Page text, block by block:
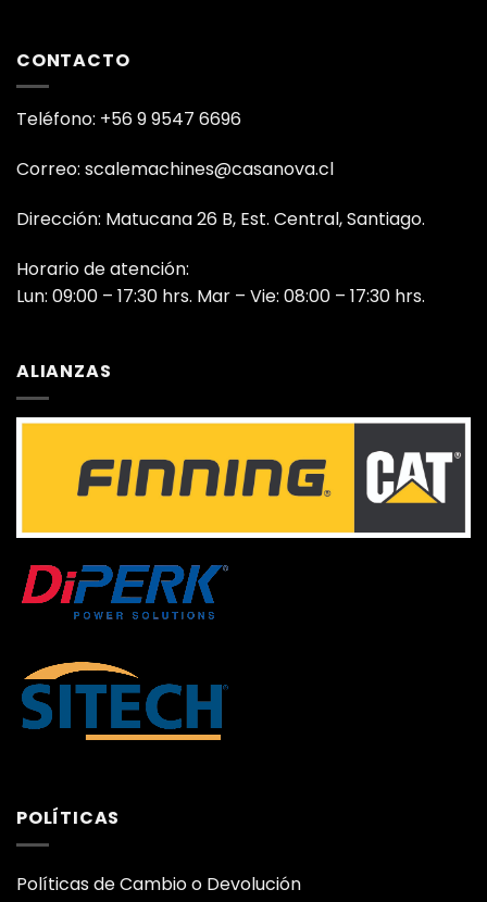
CONTACTO
Teléfono: +56 9 9547 6696
Correo: scalemachines@casanova.cl
Dirección: Matucana 26 B, Est. Central, Santiago.
Horario de atención:
Lun: 09:00 – 17:30 hrs. Mar – Vie: 08:00 – 17:30 hrs.
ALIANZAS
POLÍTICAS
Políticas de Cambio o Devolución